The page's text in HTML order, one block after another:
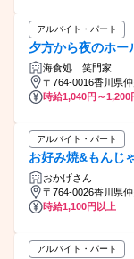
アルバイト・パート
夕方から夜のホー
海食処 笑門家
〒764-0016香川県
時給1,040円～1,200
アルバイト・パート
お好み焼&もんじ
おかげさん
〒764-0026香川県
時給1,100円以上
アルバイト・パート